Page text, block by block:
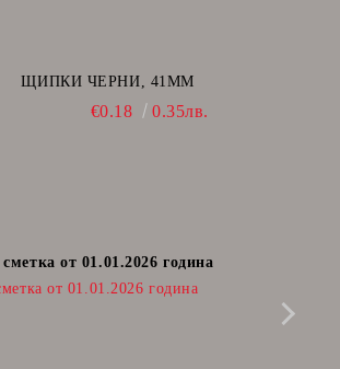
ЩИПКИ ЧЕРНИ, 41ММ
€0.18 0.35лв.
от 01.01.2026 година
от 01.01.2026 година